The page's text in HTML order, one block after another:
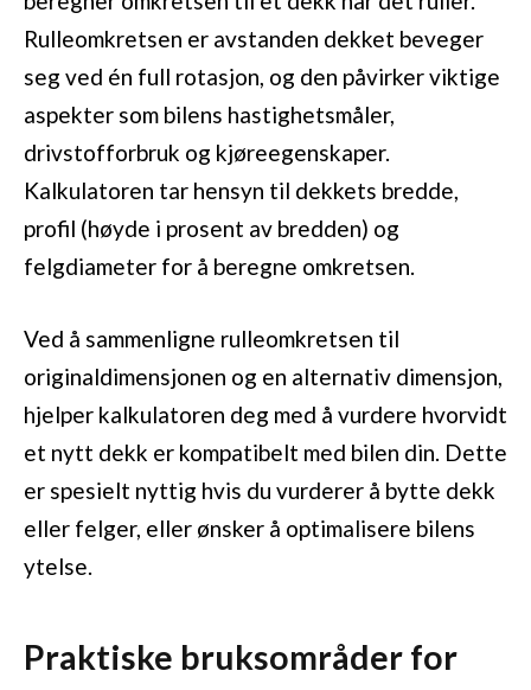
Rulleomkretsen er avstanden dekket beveger
seg ved én full rotasjon, og den påvirker viktige
aspekter som bilens hastighetsmåler,
drivstofforbruk og kjøreegenskaper.
Kalkulatoren tar hensyn til dekkets bredde,
profil (høyde i prosent av bredden) og
felgdiameter for å beregne omkretsen.
Ved å sammenligne rulleomkretsen til
originaldimensjonen og en alternativ dimensjon,
hjelper kalkulatoren deg med å vurdere hvorvidt
et nytt dekk er kompatibelt med bilen din. Dette
er spesielt nyttig hvis du vurderer å bytte dekk
eller felger, eller ønsker å optimalisere bilens
ytelse.
Praktiske bruksområder for